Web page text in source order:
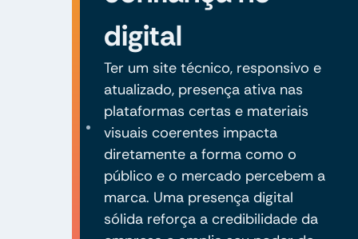
digital
Ter um site técnico, responsivo e
atualizado, presença ativa nas
plataformas certas e materiais
visuais coerentes impacta
diretamente a forma como o
público e o mercado percebem a
marca. Uma presença digital
sólida reforça a credibilidade da